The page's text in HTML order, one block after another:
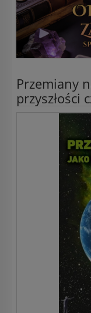
Przemiany
przyszłości